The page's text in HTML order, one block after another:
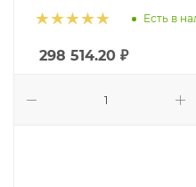
Есть в
298 514.20 ₽